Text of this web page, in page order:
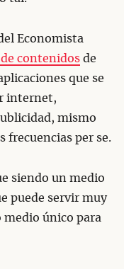
Economista
contenidos de
que se
internet,
mismo
frecuencias per se.
siendo un medio
puede servir muy
medio único para